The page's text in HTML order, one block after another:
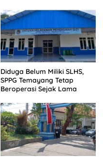
Diduga Belum Miliki SLHS,
SPPG Temayang Tetap
Beroperasi Sejak Lama